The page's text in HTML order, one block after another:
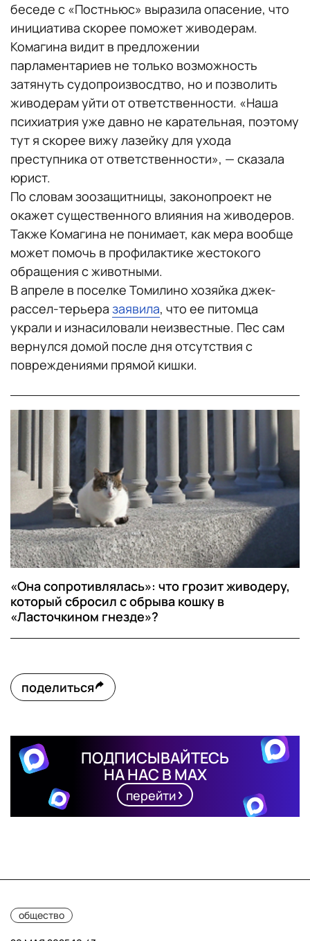
беседе с «Постньюс» выразила опасение, что
инициатива скорее поможет живодерам.
Комагина видит в предложении
парламентариев не только возможность
затянуть судопроизвосдтво, но и позволить
живодерам уйти от ответственности. «Наша
психиатрия уже давно не карательная, поэтому
тут я скорее вижу лазейку для ухода
преступника от ответственности», — сказала
юрист.
По словам зоозащитницы, законопроект не
окажет существенного влияния на живодеров.
Также Комагина не понимает, как мера вообще
может помочь в профилактике жестокого
обращения с животными.
В апреле в поселке Томилино хозяйка джек-
рассел-терьера заявила, что ее питомца
украли и изнасиловали неизвестные. Пес сам
вернулся домой после дня отсутствия с
повреждениями прямой кишки.
«Она сопротивлялась»: что грозит живодеру,
который сбросил с обрыва кошку в
«Ласточкином гнезде»?
поделиться
ПОДПИСЫВАЙТЕСЬ
НА НАС В MAX
перейти
общество